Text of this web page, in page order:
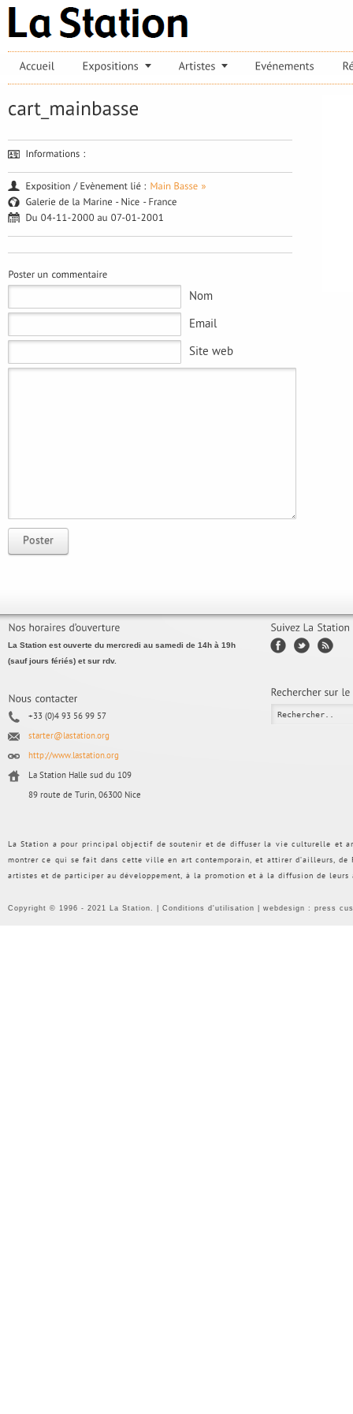
Nom
Email
Site web
Poster
La Station est ouverte du mercredi au samedi de 14h à 19h
(sauf jours fériés) et sur rdv.
+33 (0)4 93 56 99 57
starter@lastation.org
http://www.lastation.org
La Station Halle sud du 109
89 route de Turin, 06300 Nice
La Station a pour principal objectif de soutenir et de diffuser la vie culturelle et
montrer ce qui se fait dans cette ville en art contemporain, et attirer d’ailleurs, de
artistes et de participer au développement, à la promotion et à la diffusion de
Copyright © 1996 - 2021 La Station. | Conditions d'utilisation | webdesign : press